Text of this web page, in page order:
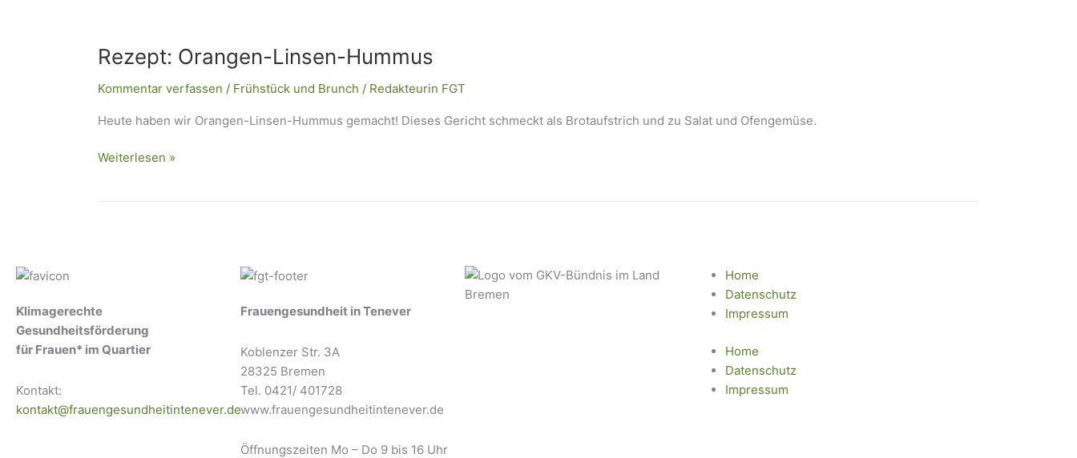
Rezept: Orangen-Linsen-Hummus
Kommentar verfassen / Frühstück und Brunch / Redakteurin FGT
Heute haben wir Orangen-Linsen-Hummus gemacht! Dieses Gericht schmeckt als Brotaufstrich und zu Salat und Ofengemüse.
Linsen-
Weiterlesen »
Klimagerechte
Gesundheitsförderung
für Frauen* im Quartier
Kontakt:
kontakt@frauengesundheitintenever.de
Frauengesundheit in Tenever
Koblenzer Str. 3A
28325 Bremen
Tel. 0421/ 401728
www.frauengesundheitintenever.de
Öffnungszeiten Mo – Do 9 bis 16 Uhr
Home
Datenschutz
Impressum
Home
Datenschutz
Impressum